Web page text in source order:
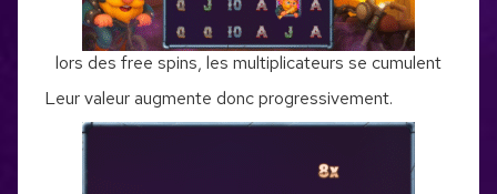
lors des free spins, les multiplicateurs se cumulent
Leur valeur augmente donc progressivement.